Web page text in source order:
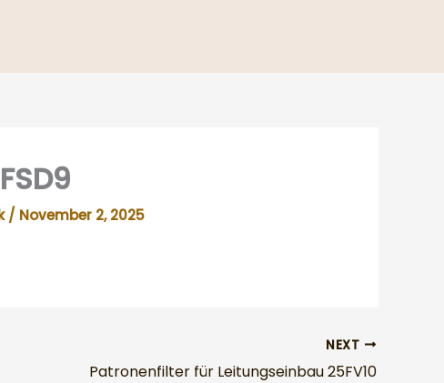
/ November 2, 2025
NEXT
Patronenfilter für Leitungseinbau 25FV10